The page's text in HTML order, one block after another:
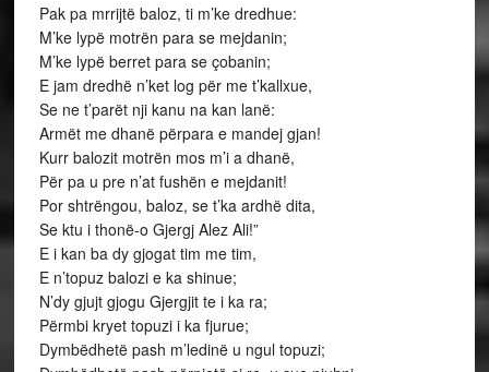
Pak pa mrrijtë baloz, ti m’ke dredhue:
M’ke lypë motrën para se mejdanin;
M’ke lypë berret para se çobanin;
E jam dredhë n’ket log për me t’kallxue,
Se ne t’parët nji kanu na kan lanë:
Armët me dhanë përpara e mandej gjan!
Kurr balozit motrën mos m’i a dhanë,
Për pa u pre n’at fushën e mejdanit!
Por shtrëngou, baloz, se t’ka ardhë dita,
Se ktu i thonë-o Gjergj Alez Ali!”
E i kan ba dy gjogat tim me tim,
E n’topuz balozi e ka shinue;
N’dy gjujt gjogu Gjergjit te i ka ra;
Përmbi kryet topuzi i ka fjurue;
Dymbëdhetë pash m’ledinë u ngul topuzi;